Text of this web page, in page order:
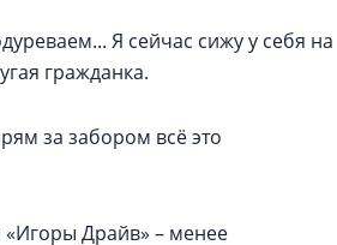
Я сейчас сижу у себя на
гражданка.
за забором всё это
«Игоры Драйв» – менее